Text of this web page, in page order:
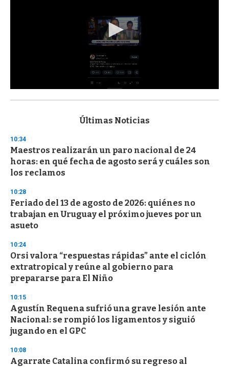
s
d
s
o
f
3
s
e
c
o
n
Últimas Noticias
10:34
Maestros realizarán un paro nacional de 24
horas: en qué fecha de agosto será y cuáles son
los reclamos
10:28
Feriado del 13 de agosto de 2026: quiénes no
trabajan en Uruguay el próximo jueves por un
asueto
10:24
Orsi valora “respuestas rápidas” ante el ciclón
extratropical y reúne al gobierno para
prepararse para El Niño
10:15
Agustín Requena sufrió una grave lesión ante
Nacional: se rompió los ligamentos y siguió
jugando en el GPC
10:08
Agarrate Catalina confirmó su regreso al